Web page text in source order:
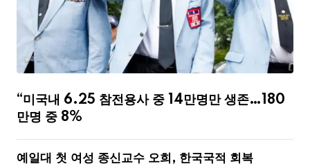
“미국내 6.25 참전용사 중 14만명만 생존…180
만명 중 8%
예일대 첫 여성 종신교수 오희, 한국국적 회복